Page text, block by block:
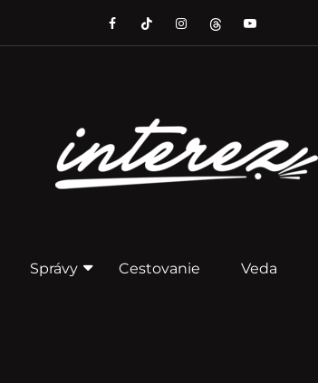
Správy Cestovanie Veda